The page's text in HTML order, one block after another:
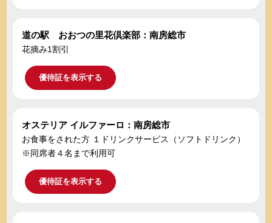
道の駅 おおつの里花倶楽部：南房総市
花摘み1割引
優待証を表示する
オステリア イルファーロ：南房総市
お食事をされた方 １ドリンクサービス（ソフトドリンク）
※同席者４名まで利用可
優待証を表示する